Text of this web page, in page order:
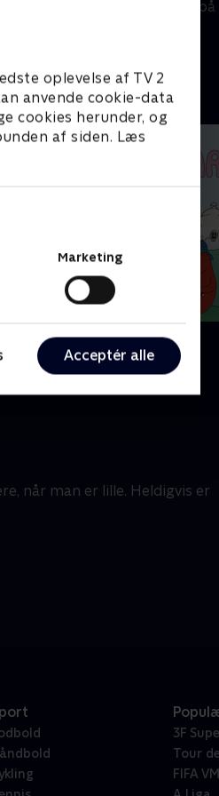
oplevelse af TV 2
anvende cookie-data
cookies herunder, og
af siden. Læs
Marketing
Acceptér alle
parat til at svare
Barbapapa
• 1 sæsoner
når man er lille. Heldigvis er
3F
Tour
FIFA